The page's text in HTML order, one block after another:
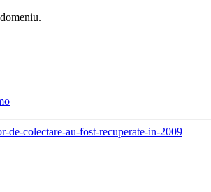
de-colectare-au-fost-recuperate-in-2009